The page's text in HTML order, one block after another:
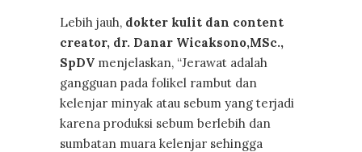
Lebih jauh, dokter kulit dan content
creator, dr. Danar Wicaksono,MSc.,
SpDV menjelaskan, “Jerawat adalah
gangguan pada folikel rambut dan
kelenjar minyak atau sebum yang terjadi
karena produksi sebum berlebih dan
sumbatan muara kelenjar sehingga